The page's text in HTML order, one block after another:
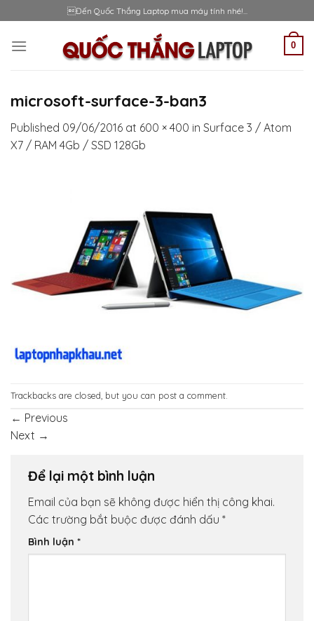
to
content
Đến Quốc Thắng Laptop mua máy tính nhé!...
0
microsoft-surface-3-ban3
Published 09/06/2016 at 600 × 400 in Surface 3 / Atom
X7 / RAM 4Gb / SSD 128Gb
Trackbacks are closed, but you can post a comment.
← Previous
Next →
Để lại một bình luận
Email của bạn sẽ không được hiển thị công khai.
Các trường bắt buộc được đánh dấu *
Bình luận *